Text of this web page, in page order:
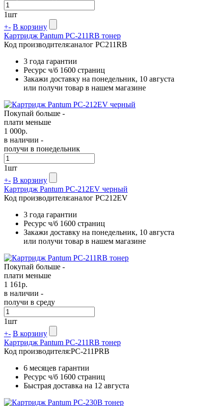
1шт
+- В корзину
Картридж Pantum PC-211RB тонер
Код производителя:аналог PC211RB
3 года гарантии
Ресурс ч/б 1600 страниц
Закажи доставку на понедельник, 10 августа
или получи товар в нашем магазине
Покупай больше -
плати меньше
1 000р.
в наличии -
получи в понедельник
1шт
+- В корзину
Картридж Pantum PC-212EV черный
Код производителя:аналог PC212EV
3 года гарантии
Ресурс ч/б 1600 страниц
Закажи доставку на понедельник, 10 августа
или получи товар в нашем магазине
Покупай больше -
плати меньше
1 161р.
в наличии -
получи в среду
1шт
+- В корзину
Картридж Pantum PC-211RB тонер
Код производителя:PC-211PRB
6 месяцев гарантии
Ресурс ч/б 1600 страниц
Быстрая доставка на 12 августа